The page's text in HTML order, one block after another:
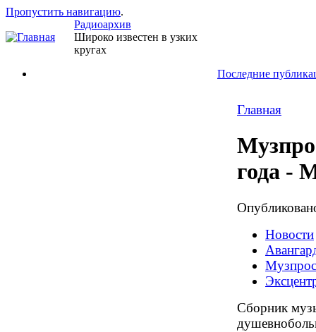
Пропустить навигацию.
Радиоархив
Широко известен в узких
кругах
Последние
Главная
года -
Новости
Сборник